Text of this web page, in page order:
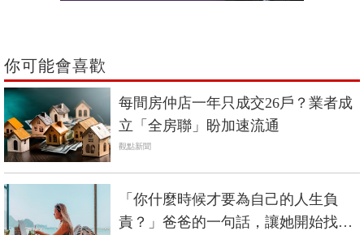
你可能會喜歡
每間房仲店一年只成交26戶？業者成
立「全房聯」盼加速流通
觀點新聞
「你什麼時候才要為自己的人生負
責？」爸爸的一句話，讓她開始找尋